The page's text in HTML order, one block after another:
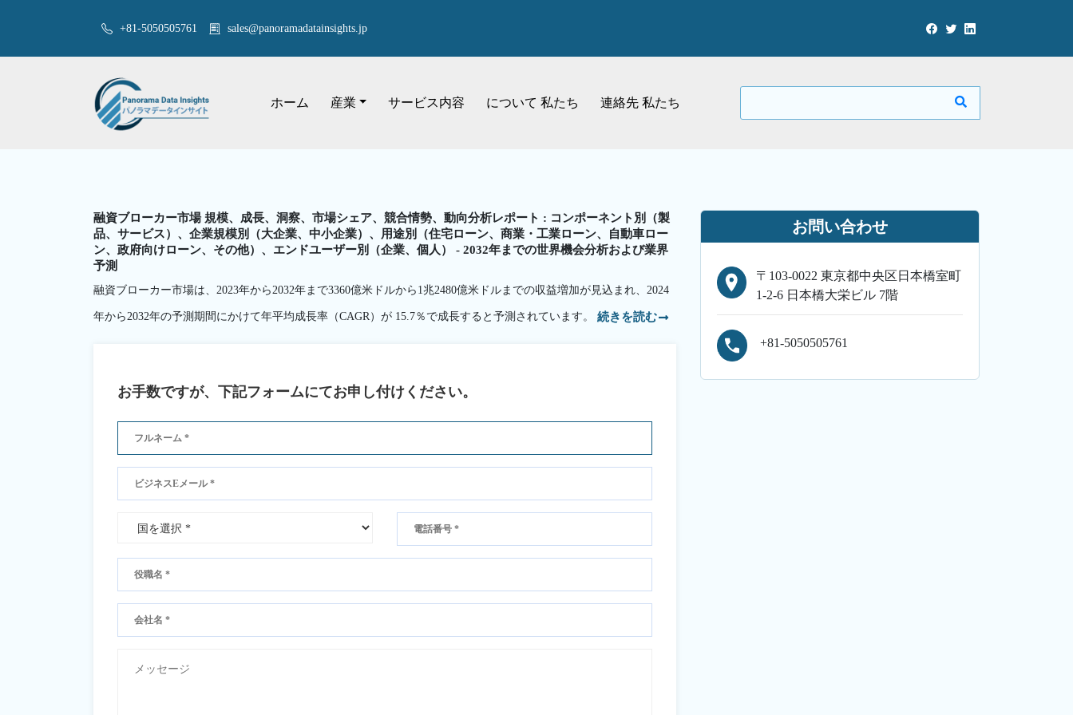
+81-5050505761 sales@panoramadatainsights.jp
ホーム 産業 サービス内容 について 私たち 連絡先 私たち
融資ブローカー市場 規模、成長、洞察、市場シェア、競合情勢、動向分析レポート : コンポーネント別（製
品、サービス）、企業規模別（大企業、中小企業）、用途別（住宅ローン、商業・工業ローン、自動車ロー
ン、政府向けローン、その他）、エンドユーザー別（企業、個人） - 2032年までの世界機会分析および業界
予測
融資ブローカー市場は、2023年から2032年まで3360億米ドルから1兆2480億米ドルまでの収益増加が見込まれ、2024
年から2032年の予測期間にかけて年平均成長率（CAGR）が 15.7％で成長すると予測されています。 続きを読む
お手数ですが、下記フォームにてお申し付けください。
お問い合わせ
〒103-0022 東京都中央区日本橋室町
1-2-6 日本橋大栄ビル 7階
+81-5050505761